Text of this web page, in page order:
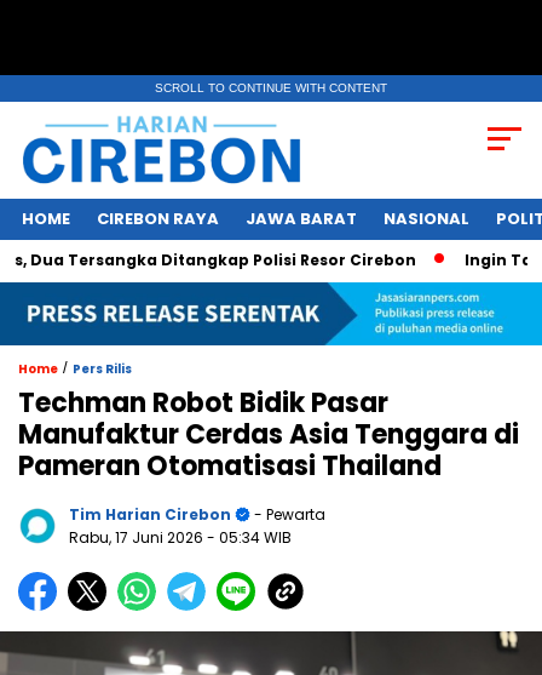
SCROLL TO CONTINUE WITH CONTENT
HOME CIREBON RAYA JAWA BARAT NASIONAL
Tersangka Ditangkap Polisi Resor Cirebon Ingin Tampil
Home / Pers Rilis
Techman Robot Bidik Pasar
Manufaktur Cerdas Asia Tenggara di
Pameran Otomatisasi Thailand
Tim Harian Cirebon
- Pewarta
Rabu, 17 Juni 2026 - 05:34 WIB